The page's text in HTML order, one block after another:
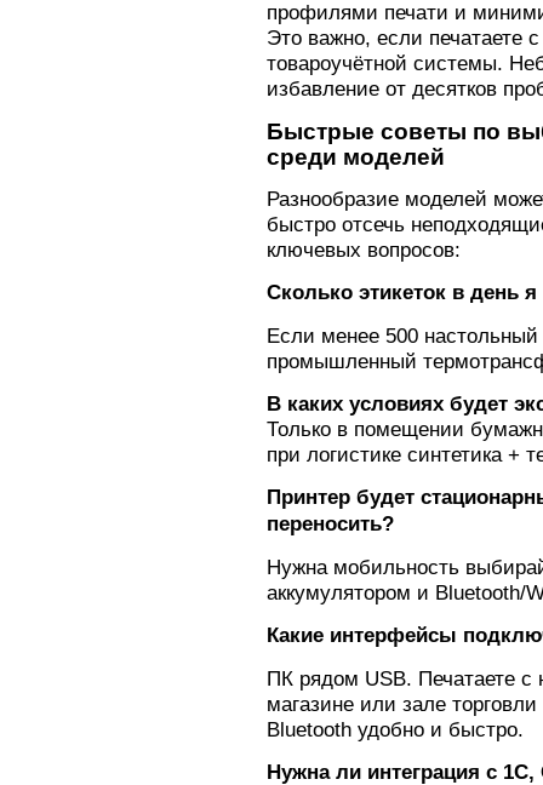
профилями печати и
Это важно, если печатаете
товароучётной системы.
избавление от десятков
Быстрые советы по
среди моделей
Разнообразие моделей
быстро отсечь
ключевых вопросов:
Сколько этикеток в день я
Если менее 500
промышленный
В каких условиях будет
Только в помещении
при логистике синтетика +
Принтер будет
переносить?
Нужна мобильность
аккумулятором и Bluetooth/
Какие интерфейсы
ПК рядом USB. Печатаете с
магазине или зале
Bluetooth удобно и быстро.
Нужна ли интеграция с 1С,